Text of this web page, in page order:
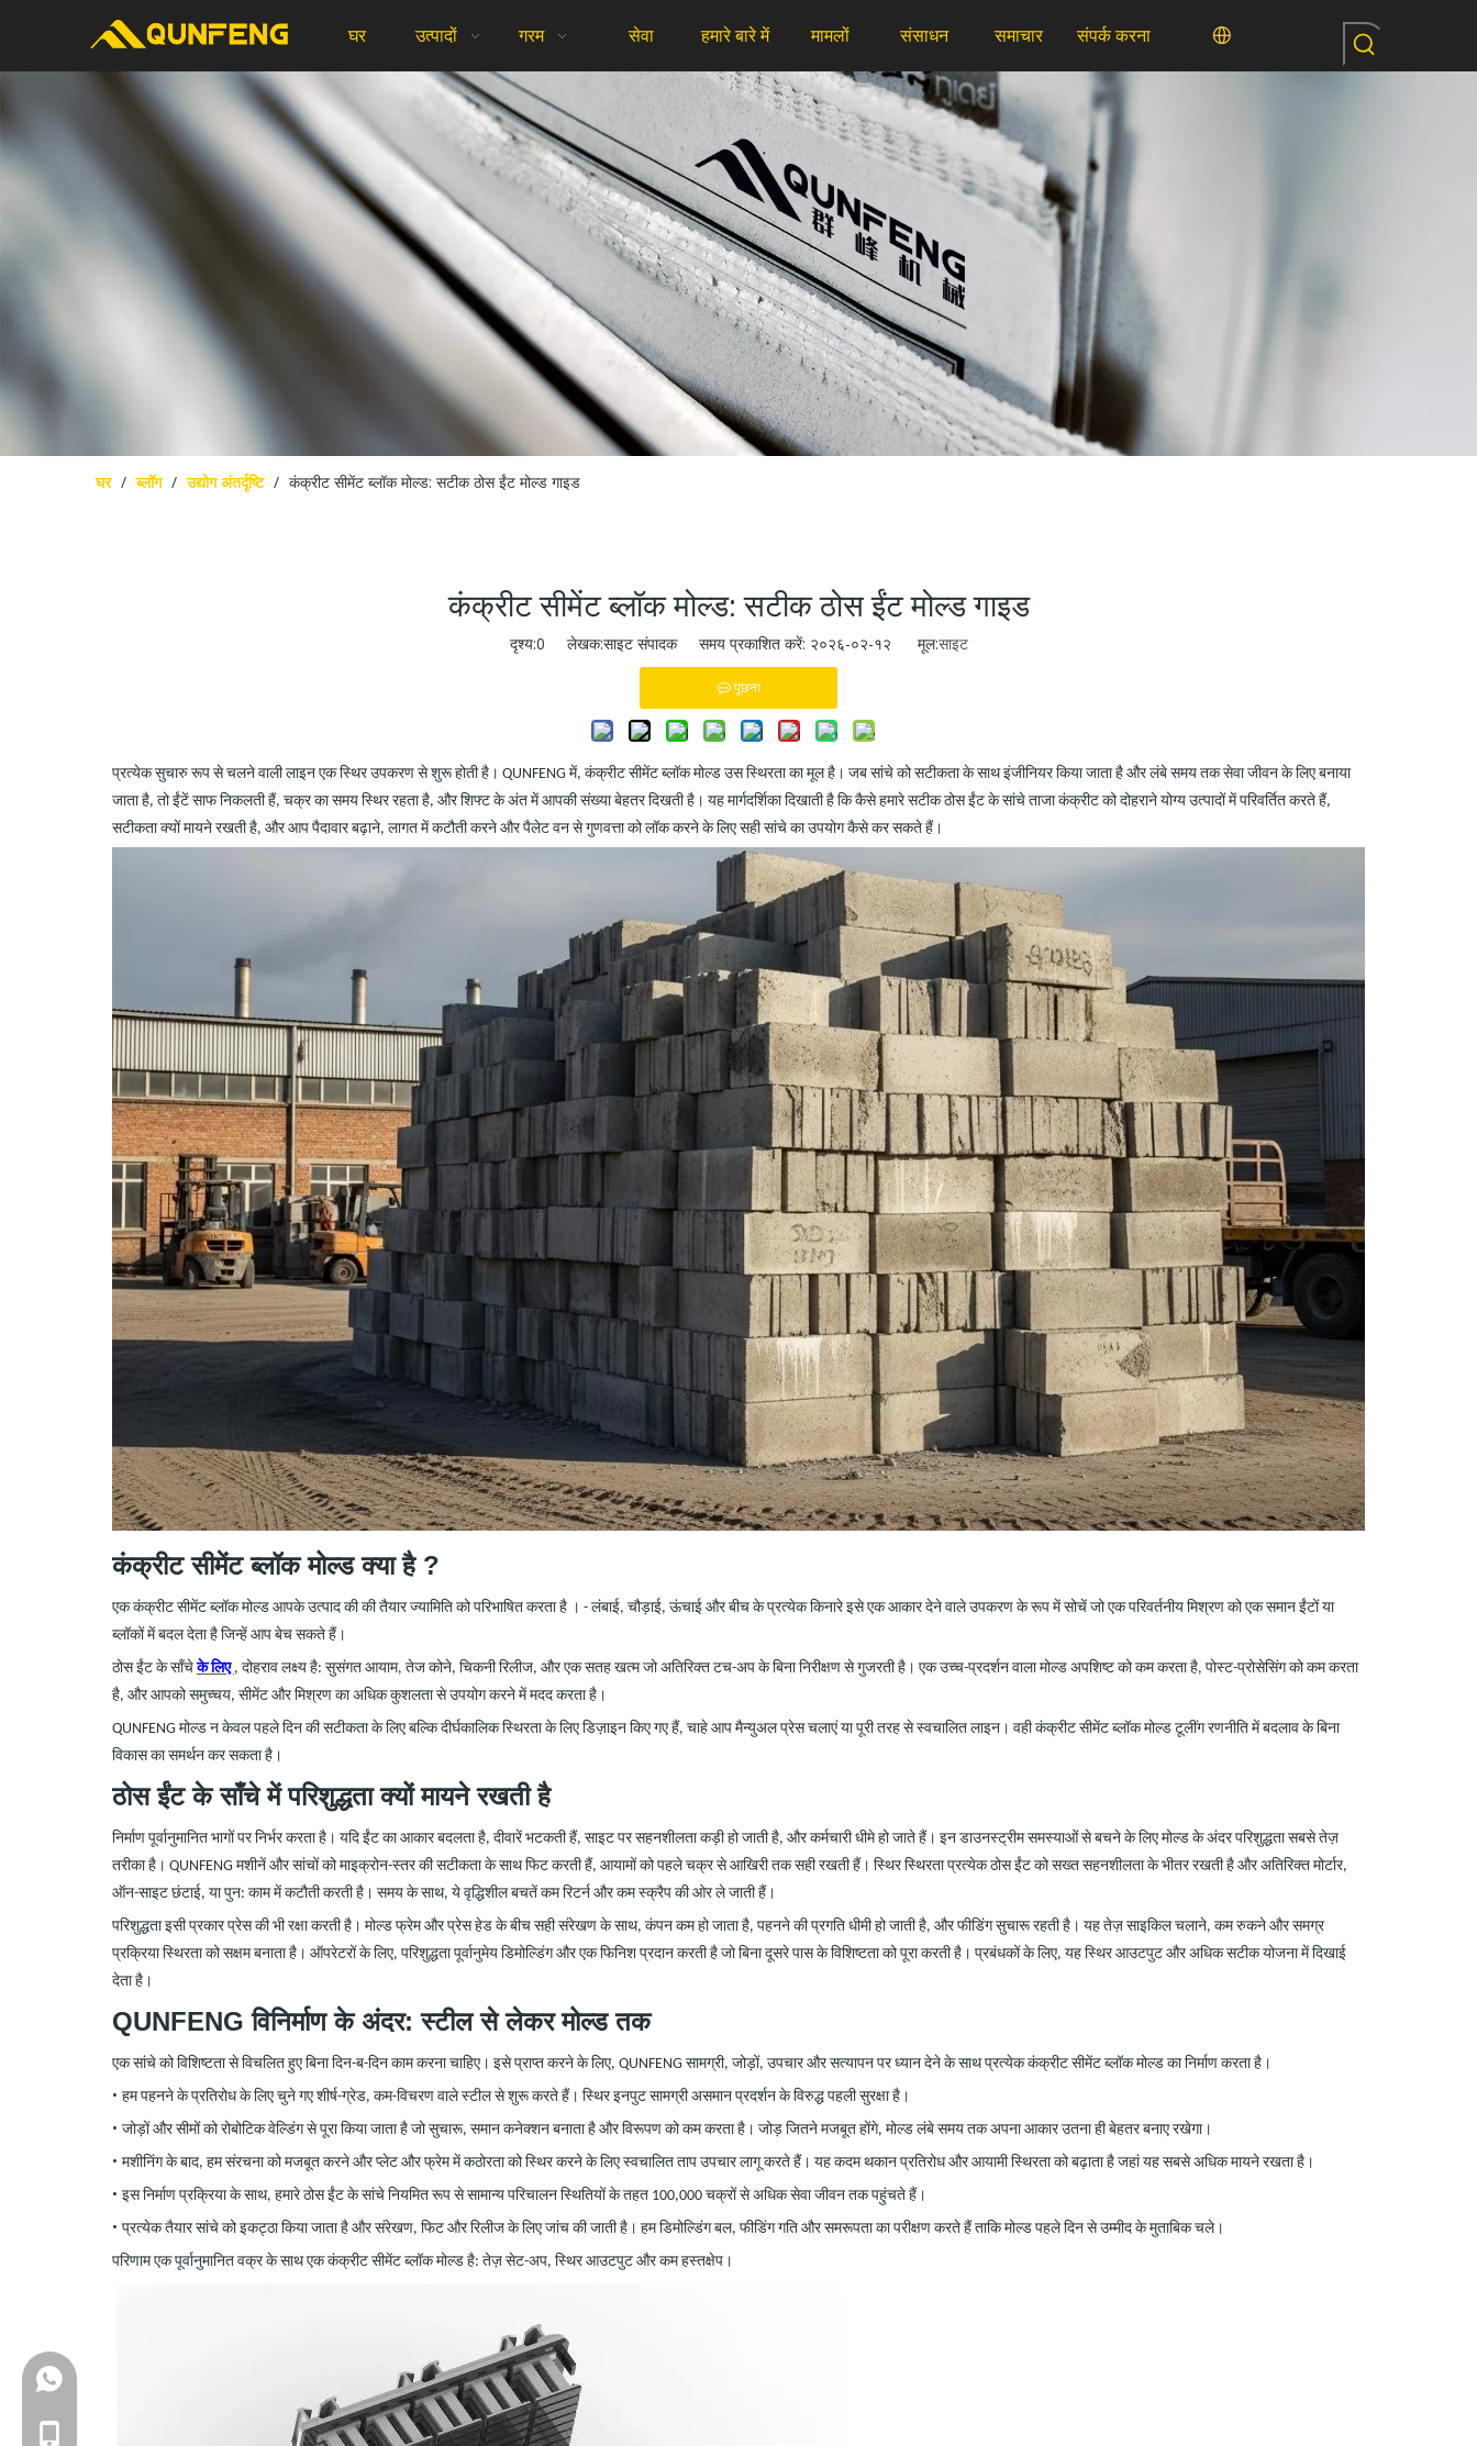
घर उत्पादों गरम सेवा हमारे बारे में मामलों संसाधन समाचार संपर्क करना
घर / ब्लॉग / उद्योग अंतर्दृष्टि / कंक्रीट सीमेंट ब्लॉक मोल्ड: सटीक ठोस ईंट मोल्ड गाइड
कंक्रीट सीमेंट ब्लॉक मोल्ड: सटीक ठोस ईंट मोल्ड गाइड
दृश्य:0 लेखक:साइट संपादक समय प्रकाशित करें: २०२६-०२-१२ मूल:साइट
पूछना
प्रत्येक सुचारु रूप से चलने वाली लाइन एक स्थिर उपकरण से शुरू होती है। QUNFENG में, कंक्रीट सीमेंट ब्लॉक मोल्ड उस स्थिरता का मूल है। जब सांचे को सटीकता के साथ इंजीनियर किया जाता है और लंबे समय तक सेवा जीवन के लिए बनाया
जाता है, तो ईंटें साफ निकलती हैं, चक्र का समय स्थिर रहता है, और शिफ्ट के अंत में आपकी संख्या बेहतर दिखती है। यह मार्गदर्शिका दिखाती है कि कैसे हमारे सटीक ठोस ईंट के सांचे ताजा कंक्रीट को दोहराने योग्य उत्पादों में परिवर्तित करते हैं,
सटीकता क्यों मायने रखती है, और आप पैदावार बढ़ाने, लागत में कटौती करने और पैलेट वन से गुणवत्ता को लॉक करने के लिए सही सांचे का उपयोग कैसे कर सकते हैं।
कंक्रीटसीमेंट ब्लॉक मोल्डक्या है ?
एक कंक्रीट सीमेंट ब्लॉक मोल्ड आपके उत्पाद की की तैयार ज्यामिति को परिभाषित करता है । - लंबाई, चौड़ाई, ऊंचाई और बीच के प्रत्येक किनारे इसे एक आकार देने वाले उपकरण के रूप में सोचें जो एक परिवर्तनीय मिश्रण को एक समान ईंटों या
ब्लॉकों में बदल देता है जिन्हें आप बेच सकते हैं।
ठोस ईंट के साँचेके लिए , दोहराव लक्ष्य है: सुसंगत आयाम, तेज कोने, चिकनी रिलीज, और एक सतह खत्म जो अतिरिक्त टच-अप के बिना निरीक्षण से गुजरती है। एक उच्च-प्रदर्शन वाला मोल्ड अपशिष्ट को कम करता है, पोस्ट-प्रोसेसिंग को कम करता
है, और आपको समुच्चय, सीमेंट और मिश्रण का अधिक कुशलता से उपयोग करने में मदद करता है।
QUNFENG मोल्ड न केवल पहले दिन की सटीकता के लिए बल्कि दीर्घकालिक स्थिरता के लिए डिज़ाइन किए गए हैं, चाहे आप मैन्युअल प्रेस चलाएं या पूरी तरह से स्वचालित लाइन। वही कंक्रीट सीमेंट ब्लॉक मोल्ड टूलींग रणनीति में बदलाव के बिना
विकास का समर्थन कर सकता है।
ठोस ईंट के साँचेमेंपरिशुद्धता क्यों मायने रखती है
निर्माण पूर्वानुमानित भागों पर निर्भर करता है। यदि ईंट का आकार बदलता है, दीवारें भटकती हैं, साइट पर सहनशीलता कड़ी हो जाती है, और कर्मचारी धीमे हो जाते हैं। इन डाउनस्ट्रीम समस्याओं से बचने के लिए मोल्ड के अंदर परिशुद्धता सबसे तेज़
तरीका है। QUNFENG मशीनें और सांचों को माइक्रोन-स्तर की सटीकता के साथ फिट करती हैं, आयामों को पहले चक्र से आखिरी तक सही रखती हैं। स्थिर स्थिरता प्रत्येक ठोस ईंट को सख्त सहनशीलता के भीतर रखती है और अतिरिक्त मोर्टार,
ऑन-साइट छंटाई, या पुन: काम में कटौती करती है। समय के साथ, ये वृद्धिशील बचतें कम रिटर्न और कम स्क्रैप की ओर ले जाती हैं।
परिशुद्धता इसी प्रकार प्रेस की भी रक्षा करती है। मोल्ड फ्रेम और प्रेस हेड के बीच सही संरेखण के साथ, कंपन कम हो जाता है, पहनने की प्रगति धीमी हो जाती है, और फीडिंग सुचारू रहती है। यह तेज़ साइकिल चलाने, कम रुकने और समग्र
प्रक्रिया स्थिरता को सक्षम बनाता है। ऑपरेटरों के लिए, परिशुद्धता पूर्वानुमेय डिमोल्डिंग और एक फिनिश प्रदान करती है जो बिना दूसरे पास के विशिष्टता को पूरा करती है। प्रबंधकों के लिए, यह स्थिर आउटपुट और अधिक सटीक योजना में दिखाई
देता है।
QUNFENG विनिर्माण के अंदर: स्टील सेलेकरमोल्ड तक
एक सांचे को विशिष्टता से विचलित हुए बिना दिन-ब-दिन काम करना चाहिए। इसे प्राप्त करने के लिए, QUNFENG सामग्री, जोड़ों, उपचार और सत्यापन पर ध्यान देने के साथ प्रत्येक कंक्रीट सीमेंट ब्लॉक मोल्ड का निर्माण करता है।
• हम पहनने के प्रतिरोध के लिए चुने गए शीर्ष-ग्रेड, कम-विचरण वाले स्टील से शुरू करते हैं। स्थिर इनपुट सामग्री असमान प्रदर्शन के विरुद्ध पहली सुरक्षा है।
• जोड़ों और सीमों को रोबोटिक वेल्डिंग से पूरा किया जाता है जो सुचारू, समान कनेक्शन बनाता है और विरूपण को कम करता है। जोड़ जितने मजबूत होंगे, मोल्ड लंबे समय तक अपना आकार उतना ही बेहतर बनाए रखेगा।
• मशीनिंग के बाद, हम संरचना को मजबूत करने और प्लेट और फ्रेम में कठोरता को स्थिर करने के लिए स्वचालित ताप उपचार लागू करते हैं। यह कदम थकान प्रतिरोध और आयामी स्थिरता को बढ़ाता है जहां यह सबसे अधिक मायने रखता है।
• इस निर्माण प्रक्रिया के साथ, हमारे ठोस ईंट के सांचे नियमित रूप से सामान्य परिचालन स्थितियों के तहत 100,000 चक्रों से अधिक सेवा जीवन तक पहुंचते हैं।
• प्रत्येक तैयार सांचे को इकट्ठा किया जाता है और संरेखण, फिट और रिलीज के लिए जांच की जाती है। हम डिमोल्डिंग बल, फीडिंग गति और समरूपता का परीक्षण करते हैं ताकि मोल्ड पहले दिन से उम्मीद के मुताबिक चले।
परिणाम एक पूर्वानुमानित वक्र के साथ एक कंक्रीट सीमेंट ब्लॉक मोल्ड है: तेज़ सेट-अप, स्थिर आउटपुट और कम हस्तक्षेप।